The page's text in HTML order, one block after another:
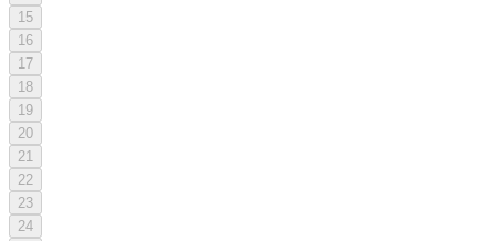
15
16
17
18
19
20
21
22
23
24